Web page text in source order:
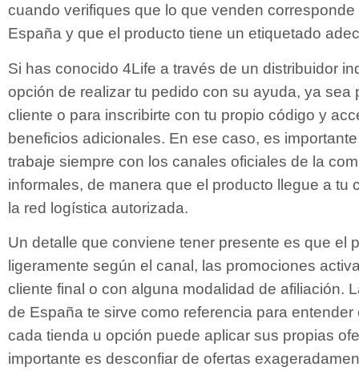
cuando verifiques que lo que venden
España y que el producto tiene un etiquetado
Si has conocido 4Life a través de un distribuidor
opción de realizar tu pedido con su ayuda, ya sea
cliente o para inscribirte con tu propio código y
beneficios adicionales. En ese caso, es
trabaje siempre con los canales oficiales de la
informales, de manera que el producto llegue a tu
la red logística autorizada.
Un detalle que conviene tener presente es que el
ligeramente según el canal, las promociones
cliente final o con alguna modalidad de afiliación.
de España te sirve como referencia para
cada tienda u opción puede aplicar sus propias
importante es desconfiar de ofertas